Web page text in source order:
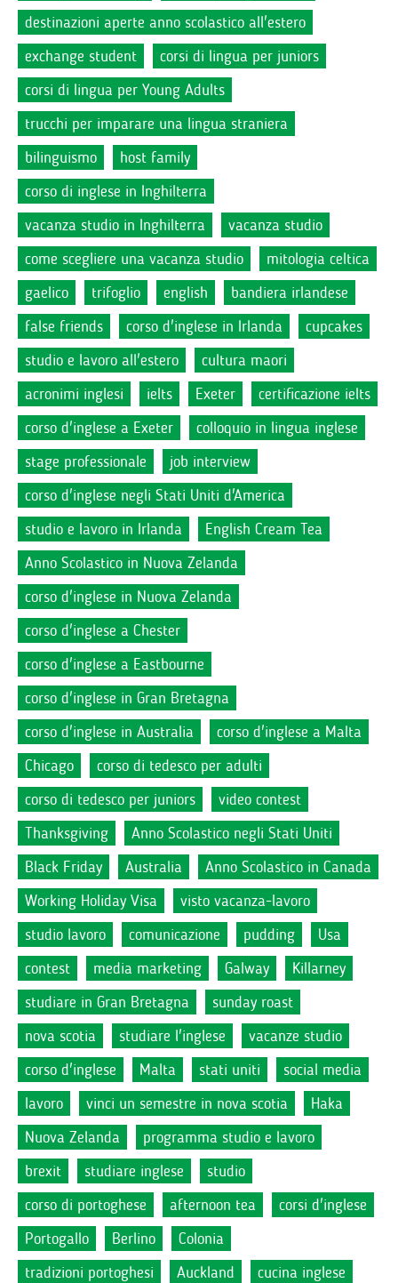
destinazioni aperte anno scolastico all'estero
exchange student
corsi di lingua per juniors
corsi di lingua per Young Adults
trucchi per imparare una lingua straniera
bilinguismo
host family
corso di inglese in Inghilterra
vacanza studio in Inghilterra
vacanza studio
come scegliere una vacanza studio
mitologia celtica
gaelico
trifoglio english
bandiera irlandese
false friends
corso d'inglese in Irlanda
cupcakes
studio e lavoro all'estero
cultura maori
acronimi inglesi
ielts Exeter
certificazione ielts
corso d'inglese a Exeter
colloquio in lingua inglese
stage professionale
job interview
corso d'inglese negli Stati Uniti d'America
studio e lavoro in Irlanda
English Cream Tea
Anno Scolastico in Nuova Zelanda
corso d'inglese in Nuova Zelanda
corso d'inglese a Chester
corso d'inglese a Eastbourne
corso d'inglese in Gran Bretagna
corso d'inglese in Australia
corso d'inglese a Malta
Chicago
corso di tedesco per adulti
corso di tedesco per juniors
video contest
Thanksgiving
Anno Scolastico negli Stati Uniti
Black Friday
Australia
Anno Scolastico in Canada
Working Holiday Visa
visto vacanza-lavoro
studio lavoro
comunicazione pudding
Usa
contest
media marketing Galway
Killarney
studiare in Gran Bretagna
sunday roast
nova scotia
studiare l'inglese
vacanze studio
corso d'inglese
Malta stati uniti
social media
lavoro
vinci un semestre in nova scotia
Haka
Nuova Zelanda
programma studio e lavoro
brexit
studiare inglese
studio
corso di portoghese
afternoon tea
corsi d'inglese
Portogallo
Berlino
Colonia
tradizioni portoghesi
Auckland cucina inglese